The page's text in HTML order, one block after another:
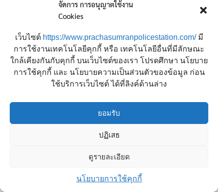
จัดการ การอนุญาตใช้งาน
Cookies
เว็บไซต์ https://www.prachasumranpolicestation.com/มี
การใช้งานเทคโนโลยีคุกกี้ หรือ เทคโนโลยีอื่นที่มีลักษณะ
ใกล้เคียงกันกับคุกกี้ บนเว็บไซต์ของเรา โปรดศึกษา นโยบาย
การใช้คุกกี้ และ นโยบายความเป็นส่วนตัวของข้อมูล ก่อน
ใช้บริการเว็บไซต์ ได้ที่ลิงค์ด้านล่าง
ยอมรับ
ปฏิเสธ
ดูรายละเอียด
นโยบายการใช้คุกกี้